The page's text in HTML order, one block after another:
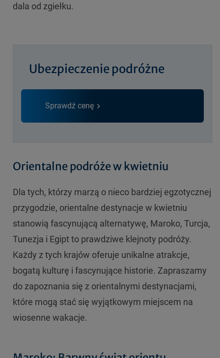
dala od zgiełku.
Ubezpieczenie podróżne
Sprawdź cenę
Orientalne podróże w kwietniu
Dla tych, którzy marzą o nieco bardziej egzotycznej
przygodzie, orientalne destynacje w kwietniu
stanowią fascynującą alternatywę, Maroko, Turcja,
Tunezja i Egipt to prawdziwe klejnoty podróży.
Każdy z tych krajów oferuje unikalne atrakcje,
bogatą kulturę i fascynujące historie. Zapraszamy
do zapoznania się z orientalnymi destynacjami,
które mogą stać się wyjątkowym miejscem na
wiosenne wakacje.